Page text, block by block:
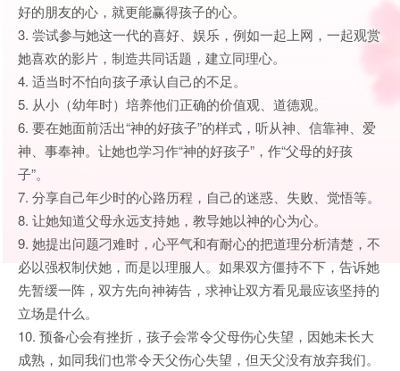
好的朋友的心，就更能赢得孩子的心。
3. 尝试参与她这一代的喜好、娱乐，例如一起上网，一起观赏
她喜欢的影片，制造共同话题，建立同理心。
4. 适当时不怕向孩子承认自己的不足。
5. 从小（幼年时）培养他们正确的价值观、道德观。
6. 要在她面前活出“神的好孩子”的样式，听从神、信靠神、爱
神、事奉神。让她也学习作“神的好孩子”，作“父母的好孩
子”。
7. 分享自己年少时的心路历程，自己的迷惑、失败、觉悟等。
8. 让她知道父母永远支持她，教导她以神的心为心。
9. 她提出问题刁难时，心平气和有耐心的把道理分析清楚，不
必以强权制伏她，而是以理服人。如果双方僵持不下，告诉她
先暂缓一阵，双方先向神祷告，求神让双方看见最应该坚持的
立场是什么。
10. 预备心会有挫折，孩子会常令父母伤心失望，因她未长大
成熟，如同我们也常令天父伤心失望，但天父没有放弃我们。